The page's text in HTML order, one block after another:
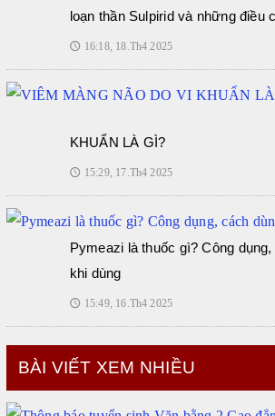
loạn thần Sulpirid và những điều
🕔 16:18, 18.Th4 2025
KHUẨN LÀ GÌ?
🕔 15:29, 17.Th4 2025
Pymeazi là thuốc gì? Công
khi dùng
🕔 15:49, 16.Th4 2025
BÀI VIẾT XEM NHIỀU